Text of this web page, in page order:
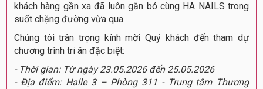
khách hàng gần xa đã luôn gắn bó cùng HA NAILS trong
suốt chặng đường vừa qua.
Chúng tôi trân trọng kính mời Quý khách đến tham dự
chương trình tri ân đặc biệt:
- Thời gian: Từ ngày 23.05.2026 đến 25.05.2026
- Địa điểm: Halle 3 – Phòng 311 - Trung tâm Thương